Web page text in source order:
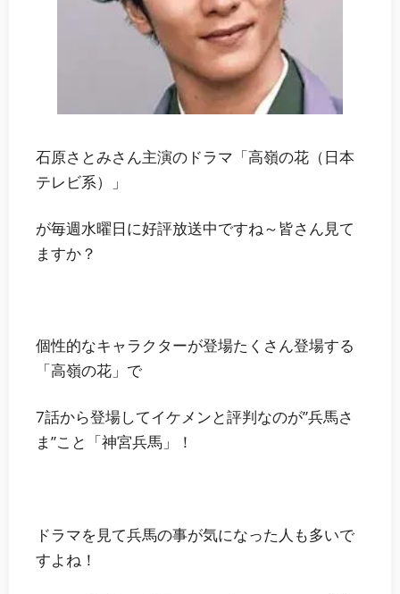
石原さとみさん主演のドラマ「高嶺の花（日本
テレビ系）」
が毎週水曜日に好評放送中ですね～皆さん見て
ますか？
個性的なキャラクターが登場たくさん登場する
「高嶺の花」で
7話から登場してイケメンと評判なのが”兵馬さ
ま”こと 「神宮兵馬」 ！
ドラマを見て兵馬の事が気になった人も多いで
すよね！